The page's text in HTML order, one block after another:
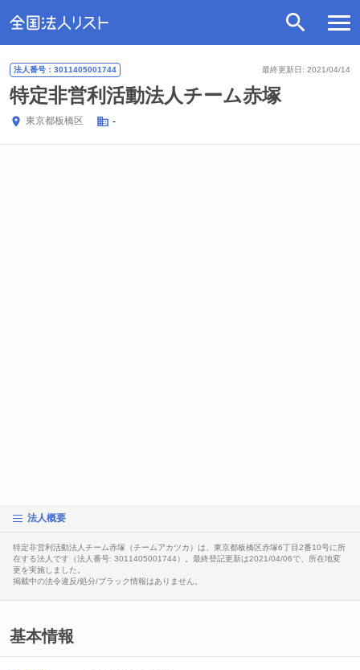
最終更新日: 2021/04/14
法人番号：3011405001744
特定非営利活動法人チーム赤塚
東京都板橋区 -
法人概要
特定非営利活動法人チーム赤塚（チームアカツカ）は、東京都板橋区赤塚6丁目2番10号に所
在する法人です（法人番号: 3011405001744）。最終登記更新は2021/04/06で、所在地変
更を実施しました。
掲載中の法令違反/処分/ブラック情報はありません。
基本情報